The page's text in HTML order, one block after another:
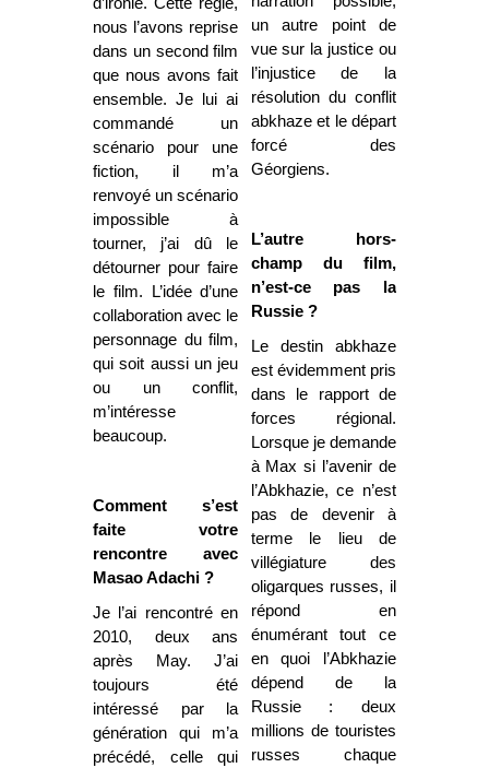
nous l’avons reprise
dans un second film
que nous avons fait
ensemble. Je lui ai
commandé un
scénario pour une
fiction, il m’a
renvoyé un scénario
impossible à
tourner, j’ai dû le
détourner pour faire
le film. L’idée d’une
collaboration avec le
personnage du film,
qui soit aussi un jeu
ou un conflit,
m’intéresse
beaucoup.
Comment s’est
faite votre
rencontre avec
Masao Adachi ?
Je l’ai rencontré en
2010, deux ans
après May. J’ai
toujours été
intéressé par la
génération qui m’a
précédé, celle qui
un autre point de
vue sur la justice ou
l’injustice de la
résolution du conflit
abkhaze et le départ
forcé des
Géorgiens.
L’autre hors-
champ du film,
n’est-ce pas la
Russie ?
Le destin abkhaze
est évidemment pris
dans le rapport de
forces régional.
Lorsque je demande
à Max si l’avenir de
l’Abkhazie, ce n’est
pas de devenir à
terme le lieu de
villégiature des
oligarques russes, il
répond en
énumérant tout ce
en quoi l’Abkhazie
dépend de la
Russie : deux
millions de touristes
russes chaque